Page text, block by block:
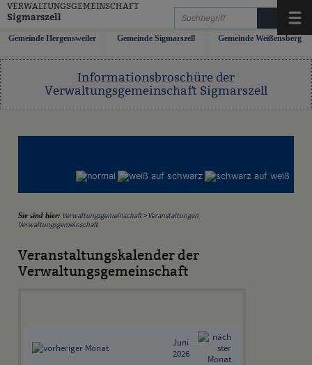
Zum Inhalt,zur Navigationoderzur Startseite springen.
VERWALTUNGSGEMEINSCHAFT
Sigmarszell
Gemeinde Hergensweiler Gemeinde Sigmarszell Gemeinde Weißensberg
Informationsbroschüre der
Verwaltungsgemeinschaft Sigmarszell
Sie sind hier: Verwaltungsgemeinschaft> Veranstaltungen
Verwaltungsgemeinschaft
Veranstaltungskalender der
Verwaltungsgemeinschaft
Juni
2026